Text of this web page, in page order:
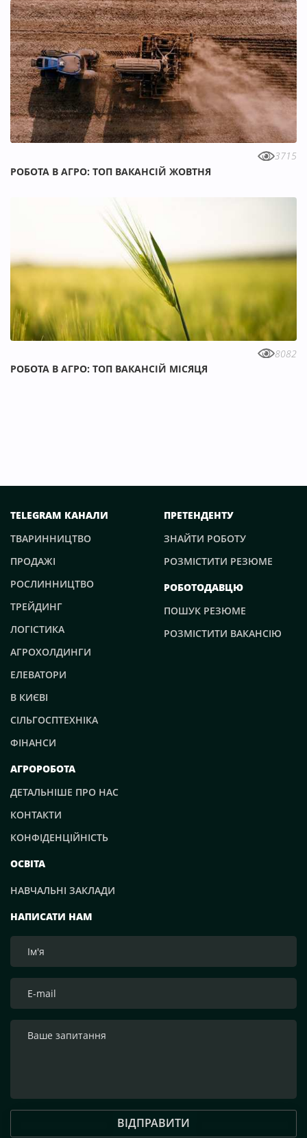
3715
РОБОТА В АГРО: ТОП ВАКАНСІЙ ЖОВТНЯ
8082
РОБОТА В АГРО: ТОП ВАКАНСІЙ МІСЯЦЯ
НАПИСАТИ НАМ
ВІДПРАВИТИ
TELEGRAM КАНАЛИ
ТВАРИННИЦТВО
ПРОДАЖІ
РОСЛИННИЦТВО
ТРЕЙДИНГ
ЛОГІСТИКА
АГРОХОЛДИНГИ
ЕЛЕВАТОРИ
В КИЄВІ
СІЛЬГОСПТЕХНІКА
ФІНАНСИ
ПРЕТЕНДЕНТУ
ЗНАЙТИ РОБОТУ
РОЗМІСТИТИ РЕЗЮМЕ
РОБОТОДАВЦЮ
ПОШУК РЕЗЮМЕ
РОЗМІСТИТИ ВАКАНСІЮ
АГРОРОБОТА
ДЕТАЛЬНІШЕ ПРО НАС
КОНТАКТИ
КОНФІДЕНЦІЙНІСТЬ
ОСВІТА
НАВЧАЛЬНІ ЗАКЛАДИ